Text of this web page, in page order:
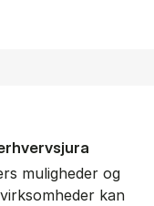
muligheder og
kan